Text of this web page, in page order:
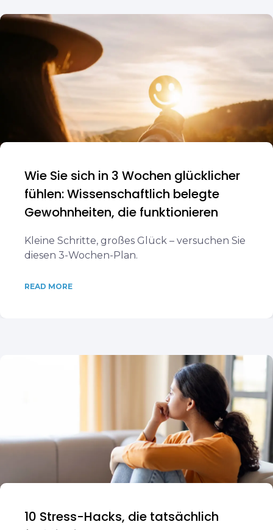
Wie Sie sich in 3 Wochen glücklicher
fühlen: Wissenschaftlich belegte
Gewohnheiten, die funktionieren
Kleine Schritte, großes Glück – versuchen Sie
diesen 3-Wochen-Plan.
READ MORE
10 Stress-Hacks, die tatsächlich